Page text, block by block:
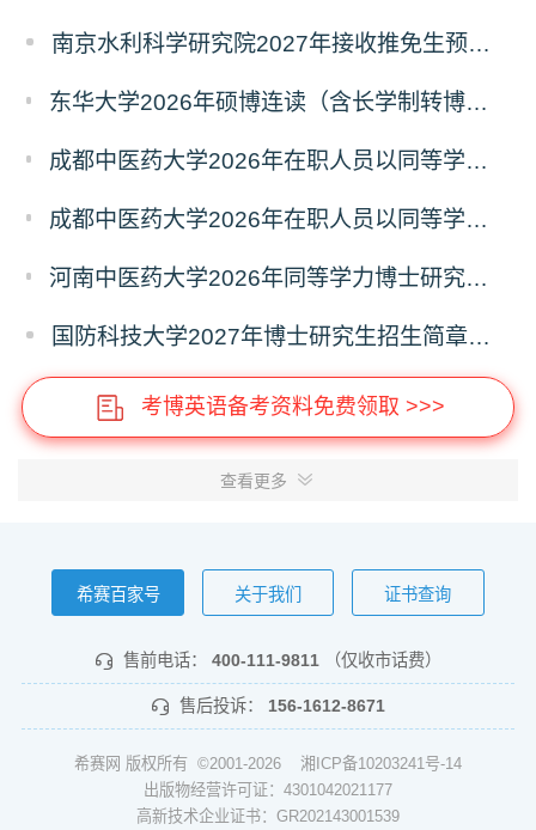
南京水利科学研究院2027年接收推免生预报名公告
东华大学2026年硕博连读（含长学制转博）博士研究生拟录取名单公示
成都中医药大学2026年在职人员以同等学力申请中西医结合博士学术学位招生章程
成都中医药大学2026年在职人员以同等学力申请中医博士专业学位招生章程
河南中医药大学2026年同等学力博士研究生招生拟进入复试人员名单公示
国防科技大学2027年博士研究生招生简章（预发版）
考博英语备考资料免费领取 >>>
查看更多
希赛百家号 关于我们 证书查询
售前电话： 400-111-9811 （仅收市话费）
售后投诉： 156-1612-8671
希赛网 版权所有 ©2001-2026 湘ICP备10203241号-14
出版物经营许可证：4301042021177
高新技术企业证书：GR202143001539